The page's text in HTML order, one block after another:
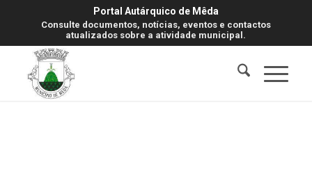
Portal Autárquico de Mêda
Consulte documentos, notícias, eventos e contactos
atualizados sobre a atividade municipal.